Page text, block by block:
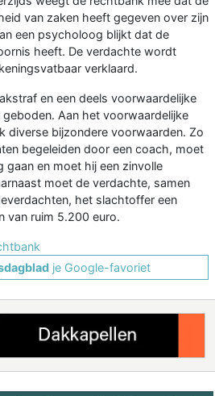
van zaken heeft gegeven over zijn
een psycholoog blijkt dat de
heeft. De verdachte wordt
verklaard.
en een deels voorwaardelijke
Aan het voorwaardelijke
diverse bijzondere voorwaarden. Zo
begeleiden door een coach, moet
gaan en moet hij een zinvolle
moet de verdachte, samen
het slachtoffer een
van ruim 5.200 euro.
je Google-favoriet